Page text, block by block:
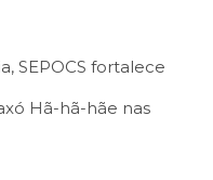
SEPOCS fortalece
Hã-hã-hãe nas